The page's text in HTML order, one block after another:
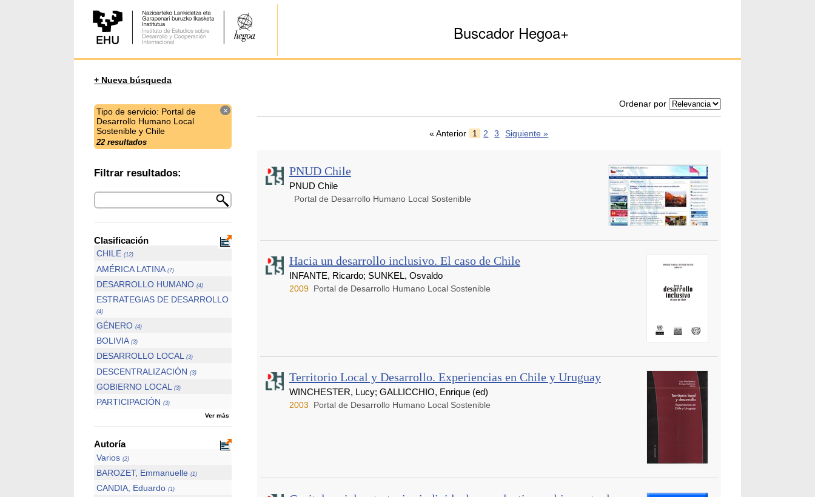
Buscador Hegoa+
+ Nueva búsqueda
Tipo de servicio: Portal de
Desarrollo Humano Local
Sostenible y Chile
22 resultados
×
Filtrar resultados:
Clasificación
CHILE (12)
AMÉRICA LATINA (7)
DESARROLLO HUMANO (4)
ESTRATEGIAS DE DESARROLLO
(4)
GÉNERO (4)
BOLIVIA (3)
DESARROLLO LOCAL (3)
DESCENTRALIZACIÓN (3)
GOBIERNO LOCAL (3)
PARTICIPACIÓN (3)
Ver más
Autoría
Varios (2)
BAROZET, Emmanuelle (1)
CANDIA, Eduardo (1)
Ordenar por
« Anterior 1 2 3 Siguiente »
PNUD Chile
PNUD Chile
Portal de Desarrollo Humano Local Sostenible
Hacia un desarrollo inclusivo. El caso de Chile
INFANTE, Ricardo; SUNKEL, Osvaldo
2009 Portal de Desarrollo Humano Local Sostenible
Territorio Local y Desarrollo. Experiencias en Chile y Uruguay
WINCHESTER, Lucy; GALLICCHIO, Enrique (ed)
2003 Portal de Desarrollo Humano Local Sostenible